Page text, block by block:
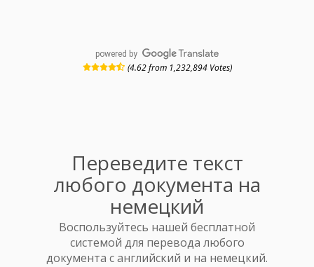
powered by
(4.62 from 1,232,894 Votes)
Переведите текст
любого документа на
немецкий
Воспользуйтесь нашей бесплатной
системой для перевода любого
документа с английский и на немецкий.